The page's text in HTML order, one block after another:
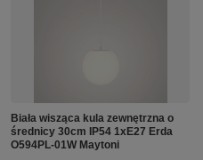
Biała wisząca kula zewnętrzna o
średnicy 30cm IP54 1xE27 Erda
O594PL-01W Maytoni